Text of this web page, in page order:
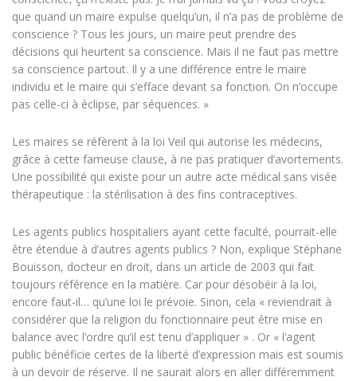
que quand un maire expulse quelqu’un, il n’a pas de problème de
conscience ? Tous les jours, un maire peut prendre des
décisions qui heurtent sa conscience. Mais il ne faut pas mettre
sa conscience partout. Il y a une différence entre le maire
individu et le maire qui s’efface devant sa fonction. On n’occupe
pas celle-ci à éclipse, par séquences. »
Les maires se réfèrent à la loi Veil qui autorise les médecins,
grâce à cette fameuse clause, à ne pas pratiquer d’avortements.
Une possibilité qui existe pour un autre acte médical sans visée
thérapeutique : la stérilisation à des fins contraceptives.
Les agents publics hospitaliers ayant cette faculté, pourrait-elle
être étendue à d’autres agents publics ? Non, explique Stéphane
Bouisson, docteur en droit, dans un article de 2003 qui fait
toujours référence en la matière. Car pour désobéir à la loi,
encore faut-il… qu’une loi le prévoie. Sinon, cela « reviendrait à
considérer que la religion du fonctionnaire peut être mise en
balance avec l’ordre qu’il est tenu d’appliquer » . Or « l’agent
public bénéficie certes de la liberté d’expression mais est soumis
à un devoir de réserve. Il ne saurait alors en aller différemment